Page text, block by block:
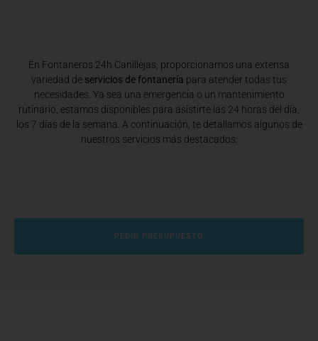
En Fontaneros 24h Canillejas , proporcionamos una extensa
variedad de servicios de fontanería para atender todas tus
necesidades. Ya sea una emergencia o un mantenimiento
rutinario, estamos disponibles para asistirte las 24 horas del día,
los 7 días de la semana. A continuación, te detallamos algunos de
nuestros servicios más destacados:
PEDIR PRESUPUESTO